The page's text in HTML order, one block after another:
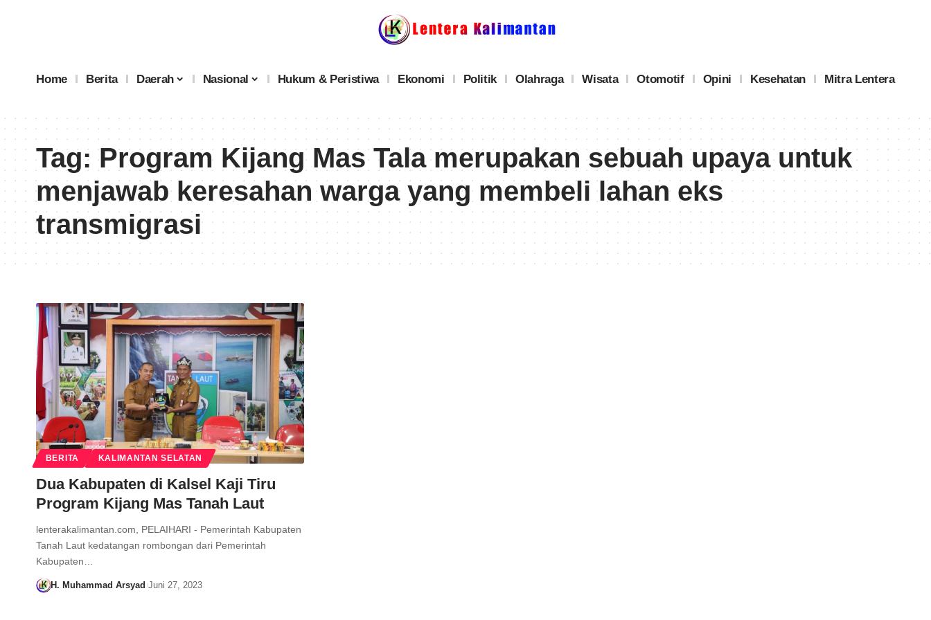
Home Berita Daerah Nasional Hukum & Peristiwa Ekonomi Politik Olahraga Wisata Otomotif Opini Kesehatan Mitra Lentera
Tag:Program Kijang Mas Tala merupakan sebuah upaya untuk
menjawab keresahan warga yang membeli lahan eks
transmigrasi
BERITA KALIMANTAN SELATAN
Dua Kabupaten di Kalsel Kaji Tiru
Program Kijang Mas Tanah Laut
lenterakalimantan.com, PELAIHARI - Pemerintah Kabupaten
Tanah Laut kedatangan rombongan dari Pemerintah
Kabupaten…
H. Muhammad Arsyad Juni 27, 2023